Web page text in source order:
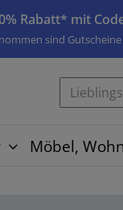
Rabatt* mit
sind
Möbel,